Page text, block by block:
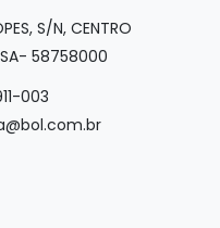
S/N, CENTRO
58758000
003